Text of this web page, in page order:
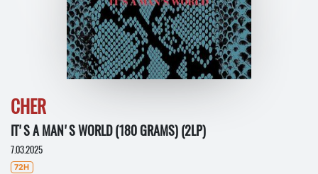
CHER
IT'S A MAN'S WORLD (180 GRAMS) (2LP)
7.03.2025
72H